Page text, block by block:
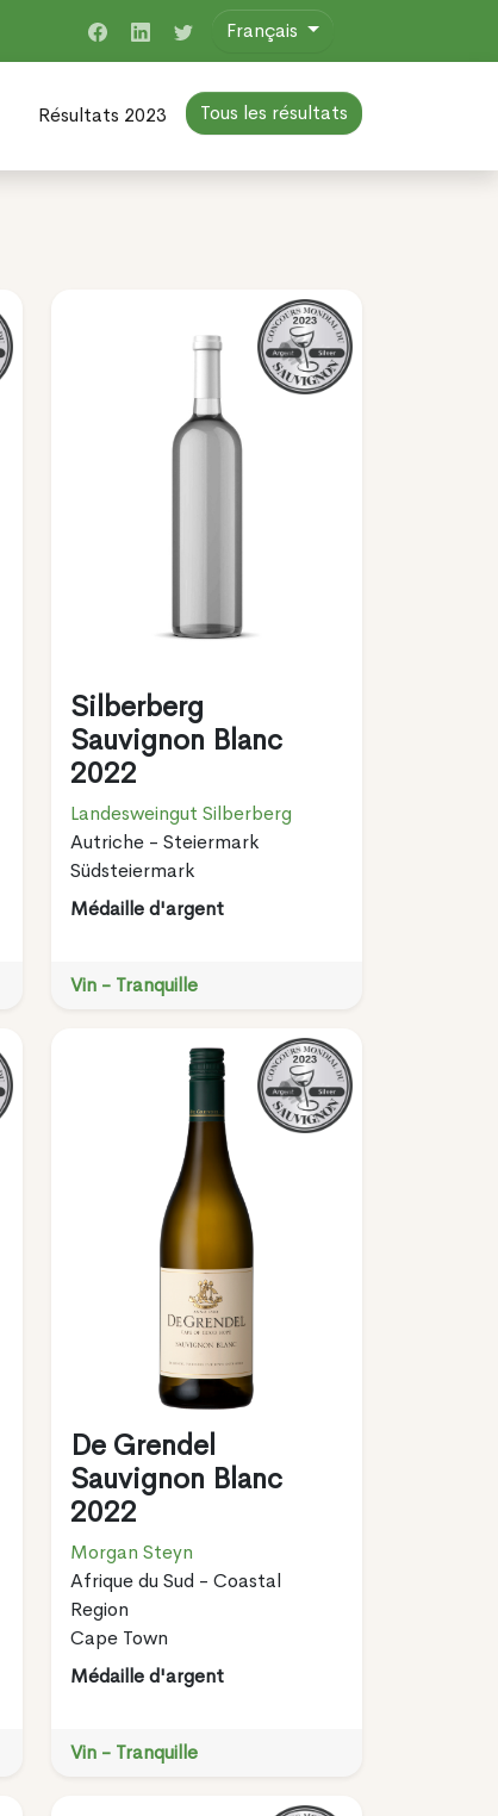
Français
Résultats 2023 Tous les résultats
Silberberg
Sauvignon Blanc
2022
Landesweingut Silberberg
Autriche - Steiermark
Südsteiermark
Médaille d'argent
Vin - Tranquille
De Grendel
Sauvignon Blanc
2022
Morgan Steyn
Afrique du Sud - Coastal
Region
Cape Town
Médaille d'argent
Vin - Tranquille